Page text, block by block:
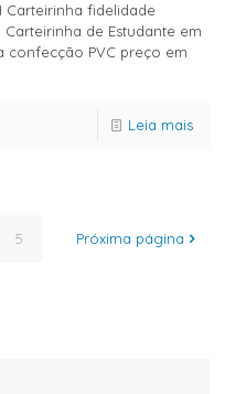
Carteirinha fidelidade
de Estudante em
confecção PVC preço em
Leia mais
5 Próxima página